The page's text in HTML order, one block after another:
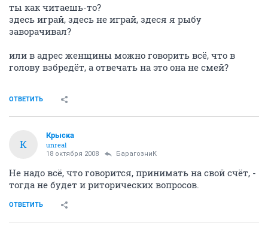
ты как читаешь-то?
здесь играй, здесь не играй, здеся я рыбу
заворачивал?
или в адрес женщины можно говорить всё, что в
голову взбредёт, а отвечать на это она не смей?
ОТВЕТИТЬ
К
Крыска
unreal
18 октября 2008 БарагозниК
Не надо всё, что говорится, принимать на свой счёт, -
тогда не будет и риторических вопросов.
ОТВЕТИТЬ